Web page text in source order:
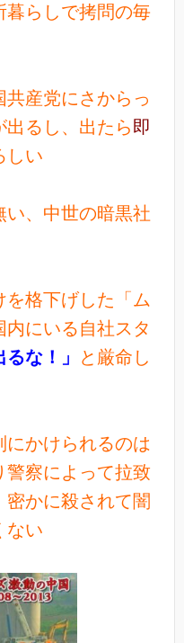
暮らしで拷問の毎
産党にさからっ
るし、出たら即
しい
い、中世の暗黒社
格下げした「ム
にいる自社スタ
るな！」
と厳命し
かけられるのは
警察によって拉致
密かに殺されて闇
ない